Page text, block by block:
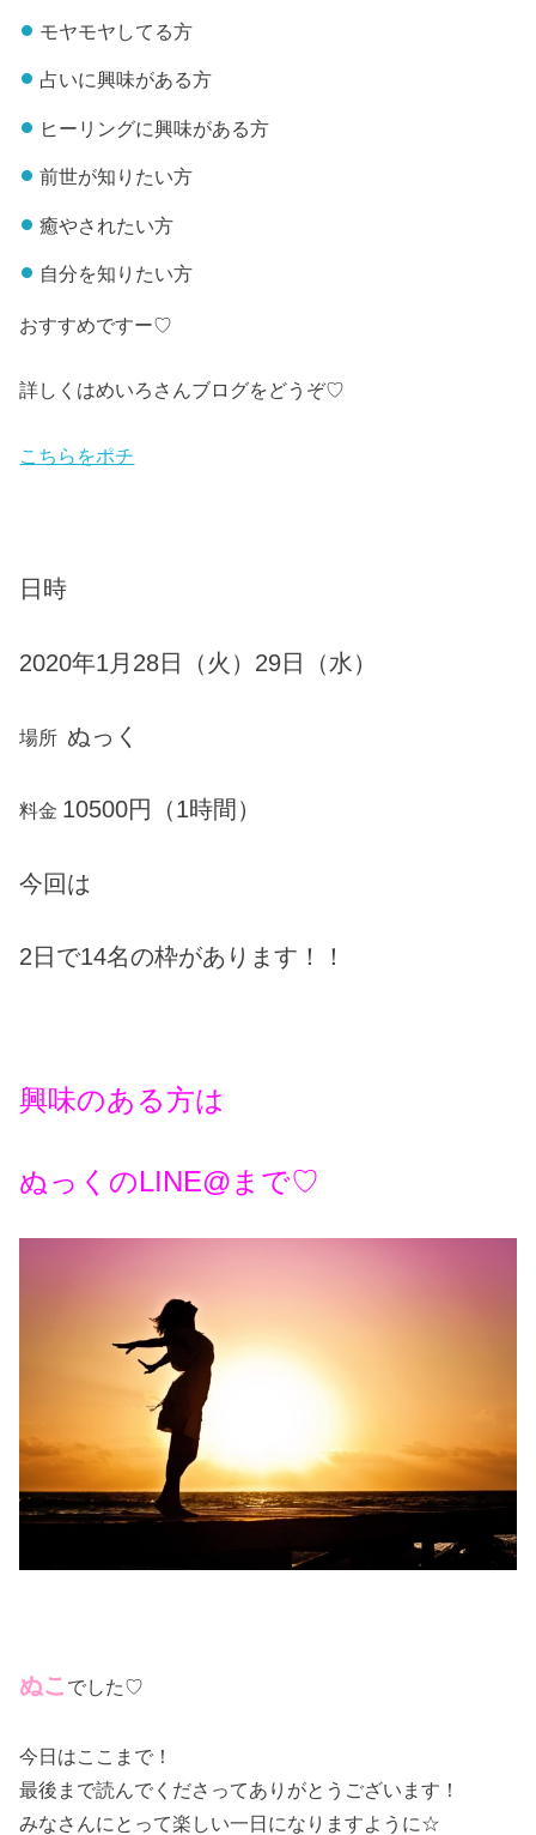
モヤモヤしてる方
占いに興味がある方
ヒーリングに興味がある方
前世が知りたい方
癒やされたい方
自分を知りたい方
おすすめですー♡
詳しくはめいろさんブログをどうぞ♡
こちらをポチ
日時
2020年1月28日（火）29日（水）
場所 ぬっく
料金 10500円（1時間）
今回は
2日で14名の枠があります！！
興味のある方は
ぬっくのLINE@まで♡
ぬこ でした♡
今日はここまで！
最後まで読んでくださってありがとうございます！
みなさんにとって楽しい一日になりますように☆